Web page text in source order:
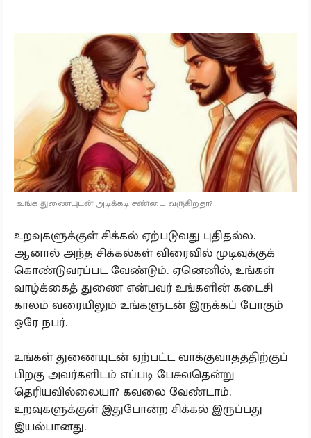
உங்க துணையுடன் அடிக்கடி சண்டை வருகிறதா?
உறவுகளுக்குள் சிக்கல் ஏற்படுவது புதிதல்ல.
ஆனால் அந்த சிக்கல்கள் விரைவில் முடிவுக்குக்
கொண்டுவரப்பட வேண்டும். ஏனெனில், உங்கள்
வாழ்க்கைத் துணை என்பவர் உங்களின் கடைசி
காலம் வரையிலும் உங்களுடன் இருக்கப் போகும்
ஒரே நபர்.
உங்கள் துணையுடன் ஏற்பட்ட வாக்குவாதத்திற்குப்
பிறகு அவர்களிடம் எப்படி பேசுவதென்று
தெரியவில்லையா? கவலை வேண்டாம்.
உறவுகளுக்குள் இதுபோன்ற சிக்கல் இருப்பது
இயல்பானது.